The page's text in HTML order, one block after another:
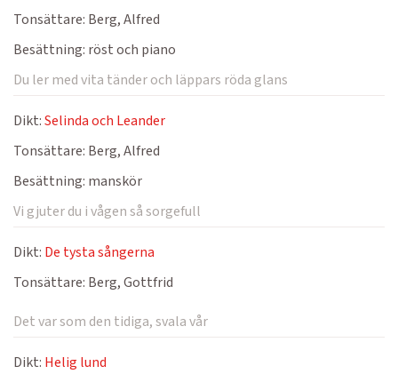
Tonsättare: Berg, Alfred
Besättning: röst och piano
Du ler med vita tänder och läppars röda glans
Dikt:Selinda och Leander
Tonsättare: Berg, Alfred
Besättning: manskör
Vi gjuter du i vågen så sorgefull
Dikt: De tysta sångerna
Tonsättare: Berg, Gottfrid
Det var som den tidiga, svala vår
Dikt: Helig lund